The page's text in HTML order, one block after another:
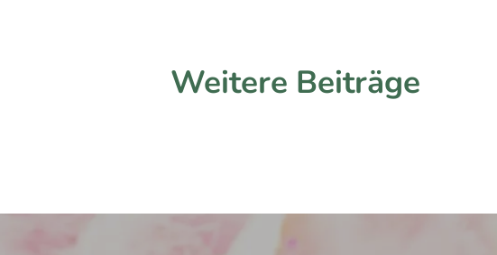
Weitere Beiträge